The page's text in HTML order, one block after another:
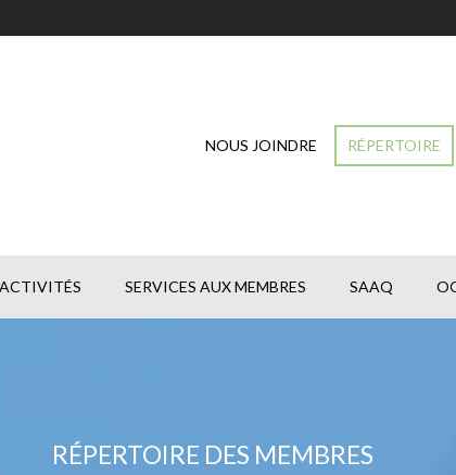
NOUS JOINDRE RÉPERTOIRE
SERVICES AUX MEMBRES SAAQ
RÉPERTOIRE DES MEMBRES